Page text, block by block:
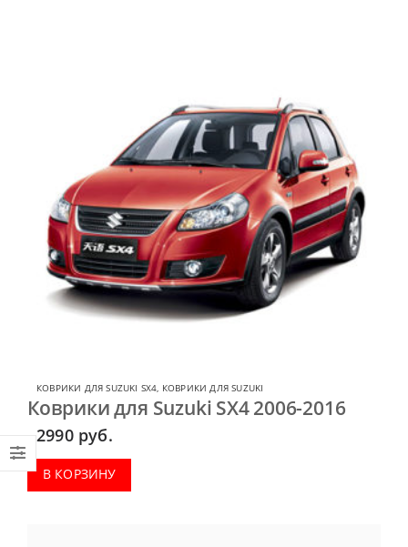
КОВРИКИ ДЛЯ SUZUKI SX4 КОВРИКИ ДЛЯ SUZUKI
Коврики для Suzuki SX4 2006-2016
2990 руб.
В КОРЗИНУ